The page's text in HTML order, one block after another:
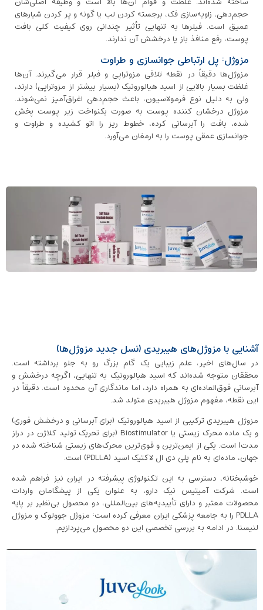
حجم‌دهی، زاویه‌سازی فک، برجسته کردن لب یا گونه و پر کردن شیارهای
عمیق است. فیلرها به تنهایی تأثیر چندانی روی کیفیت کلی بافت
پوست، رفع منافذ باز یا درخشش آن ندارند.
مزوژل: پل ارتباطی جوانسازی و طراوت
مزوژل‌ها دقیقاً در نقطه تلاقی مزوتراپی و فیلر قرار می‌گیرند. آن‌ها
غلظت بسیار بالایی از اسید هیالورونیک (بسیار بیشتر از مزوتراپی) دارند،
ولی به دلیل نوع فرمولاسیون، باعث حجم‌دهی اغراق‌آمیز نمی‌شوند.
مزوژل درخشان کننده پوست به صورت یکنواخت زیر پوست پخش
شده، بافت را آبرسانی کرده، خطوط ریز را اتو کشیده و طراوت و
جوانسازی عمقی پوست را به ارمغان می‌آورد.
آشنایی با مزوژل‌های هیبریدی (نسل جدید مزوژل‌ها)
در سال‌های اخیر، علم زیبایی یک گام بزرگ رو به جلو برداشته است.
محققان متوجه شده‌اند که اسید هیالورونیک به تنهایی، اگرچه درخشش و
آبرسانی فوق‌العاده‌ای به همراه دارد، اما ماندگاری آن محدود است. دقیقاً در
این نقطه، مفهوم مزوژل هیبریدی متولد شد.
مزوژل هیبریدی ترکیبی از اسید هیالورونیک (برای آبرسانی و درخشش فوری)
و یک ماده محرک زیستی یا Biostimulator (برای تحریک تولید کلاژن در دراز
مدت) است. یکی از ایمن‌ترین و قوی‌ترین محرک‌های زیستی شناخته شده در
جهان، ماده‌ای به نام پلی دی ال لاکتیک اسید (PDLLA) است.
خوشبختانه، دسترسی به این تکنولوژی پیشرفته در ایران نیز فراهم شده
است. شرکت آمیتیس نیک دارو، به عنوان یکی از پیشگامان واردات
محصولات معتبر و دارای تأییدیه‌های بین‌المللی، دو محصول بی‌نظیر بر پایه
PDLLA را به جامعه پزشکی ایران معرفی کرده است: مزوژل جوولوک و مزوژل
لنیسنا. در ادامه به بررسی تخصصی این دو محصول می‌پردازیم.